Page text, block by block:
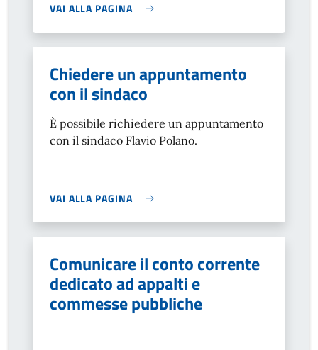
VAI ALLA PAGINA
Chiedere un appuntamento
con il sindaco
È possibile richiedere un appuntamento
con il sindaco Flavio Polano.
VAI ALLA PAGINA
Comunicare il conto corrente
dedicato ad appalti e
commesse pubbliche